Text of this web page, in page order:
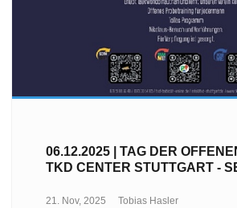
06.12.2025 | TAG DER
TKD CENTER STUTTGART -
21. Nov, 2025 Tobias Hasler